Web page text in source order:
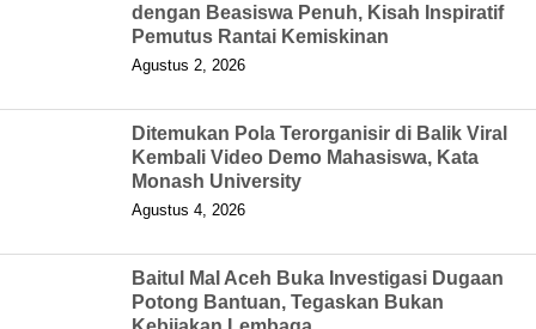
dengan Beasiswa Penuh, Kisah Inspiratif
Pemutus Rantai Kemiskinan
Agustus 2, 2026
Ditemukan Pola Terorganisir di Balik Viral
Kembali Video Demo Mahasiswa, Kata
Monash University
Agustus 4, 2026
Baitul Mal Aceh Buka Investigasi Dugaan
Potong Bantuan, Tegaskan Bukan